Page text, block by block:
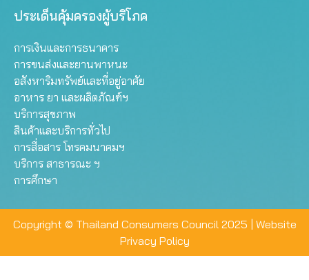
ประเด็นคุ้มครองผู้บริโภค
การเงินและการธนาคาร
การขนส่งและยานพาหนะ
อสังหาริมทรัพย์และที่อยู่อาศัย
อาหาร ยา และผลิตภัณฑ์ฯ
บริการสุขภาพ
สินค้าและบริการทั่วไป
การสื่อสาร โทรคมนาคมฯ
บริการ สาธารณะ ฯ
การศึกษา
Copyright © Thailand Consumers Council 2025 | Website
Privacy Policy